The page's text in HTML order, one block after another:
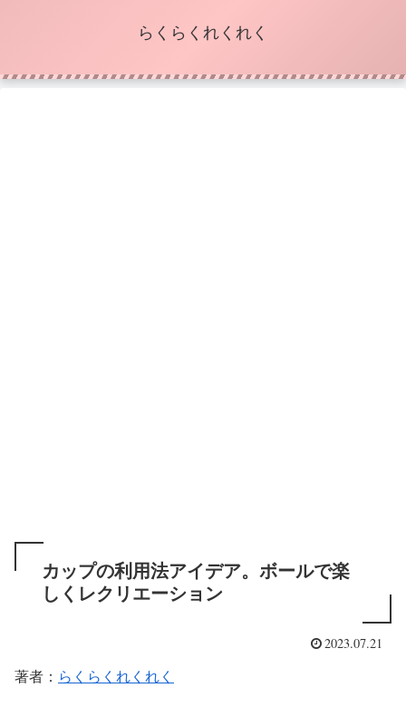
らくらくれくれく
カップの利用法アイデア。ボールで楽
しくレクリエーション
2023.07.21
著者： らくらくれくれく